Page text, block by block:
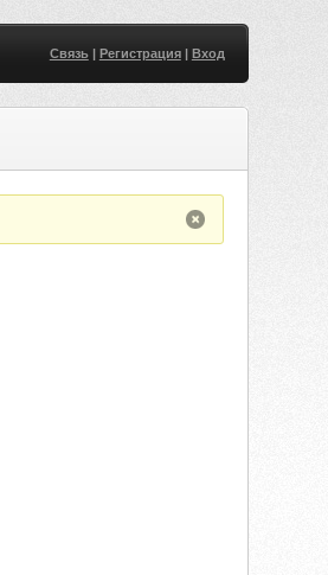
Связь| Регистрация| Вход